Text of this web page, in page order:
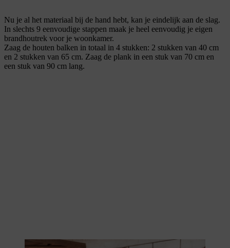
Nu je al het materiaal bij de hand hebt, kan je eindelijk aan de slag.
In slechts 9 eenvoudige stappen maak je heel eenvoudig je eigen
brandhoutrek voor je woonkamer.
Zaag de houten balken in totaal in 4 stukken: 2 stukken van 40 cm
en 2 stukken van 65 cm. Zaag de plank in een stuk van 70 cm en
een stuk van 90 cm lang.